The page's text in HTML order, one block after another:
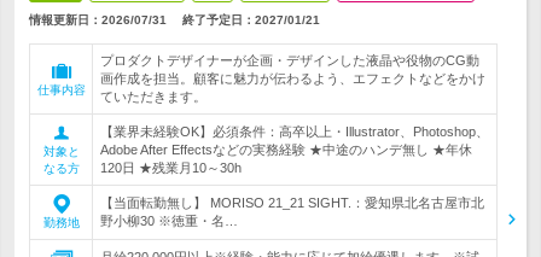
情報更新日：2026/07/31 終了予定日： 2027/01/21
仕事内容
プロダクトデザイナーが企画・デザインした液晶や役物のCG動
画作成を担当。顧客に魅力が伝わるよう、エフェクトなどをかけ
ていただきます。
対象と
なる方
【業界未経験OK】必須条件：高卒以上・Illustrator、Photoshop、
Adobe After Effectsなどの実務経験 ★中途のハンデ無し ★年休
120日 ★残業月10～30h
勤務地
【当面転勤無し】 MORISO 21_21 SIGHT.：愛知県北名古屋市北
野小柳30 ※徳重・名…